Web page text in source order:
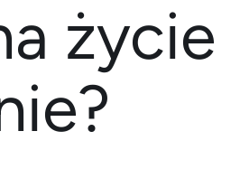
życie